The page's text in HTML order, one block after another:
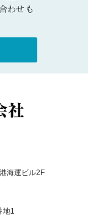
わせも
海運ビル2F
地1